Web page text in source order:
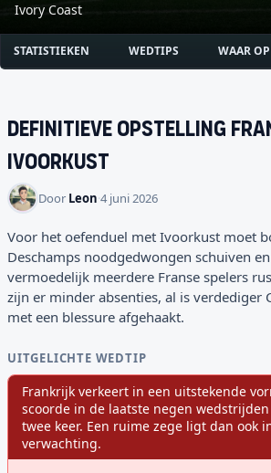
Ivory Coast
STATISTIEKEN WEDTIPS WAAR
Definitieve opstelling
Ivoorkust
Door Leon·4 juni 2026
Voor het oefenduel met Ivoorkust moet
Deschamps noodgedwongen schuiven
vermoedelijk meerdere Franse spelers
zijn er minder absenties, al is verdediger
met een blessure afgehaakt.
UITGELICHTE WEDTIP
Frankrijk verkeert in een uitstekende
scoorde in de laatste negen
twee keer. Een ruime zege ligt dan ook
verwachting.